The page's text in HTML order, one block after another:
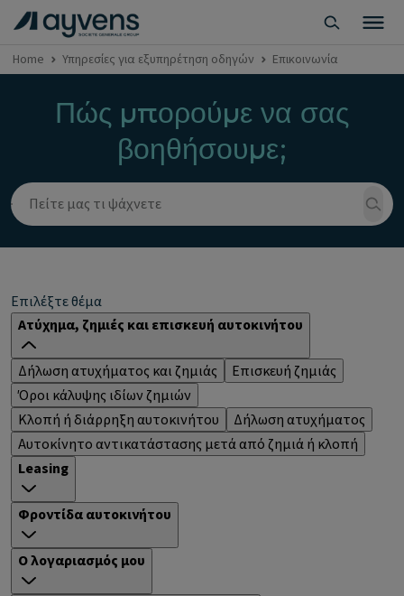
Home Υπηρεσίες για εξυπηρέτηση οδηγών Επικοινωνία
Πώς μπορούμε να σας
βοηθήσουμε;
Επιλέξτε θέμα
Ατύχημα, ζημιές και επισκευή αυτοκινήτου
Δήλωση ατυχήματος και ζημιάς
Επισκευή ζημιάς
Όροι κάλυψης ιδίων ζημιών
Κλοπή ή διάρρηξη αυτοκινήτου
Δήλωση ατυχήματος
Αυτοκίνητο αντικατάστασης μετά από ζημιά ή κλοπή
Leasing
Φροντίδα αυτοκινήτου
Ο λογαριασμός μου